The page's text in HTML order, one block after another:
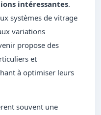
intéressantes.
systèmes de vitrage
variations
propose des
et
à optimiser leurs
souvent une